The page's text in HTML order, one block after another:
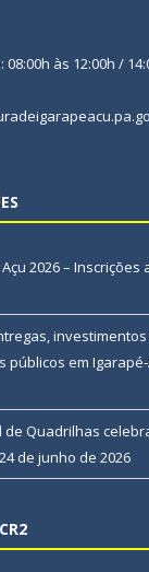
às 12:00h /
2026 – Inscrições
públicos em Igarapé-
Quadrilhas
24 de junho de 2026